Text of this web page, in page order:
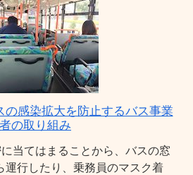
の感染拡大を防止するバス事業
者の取り組み
当てはまることから、バスの窓
運行したり、乗務員のマスク着